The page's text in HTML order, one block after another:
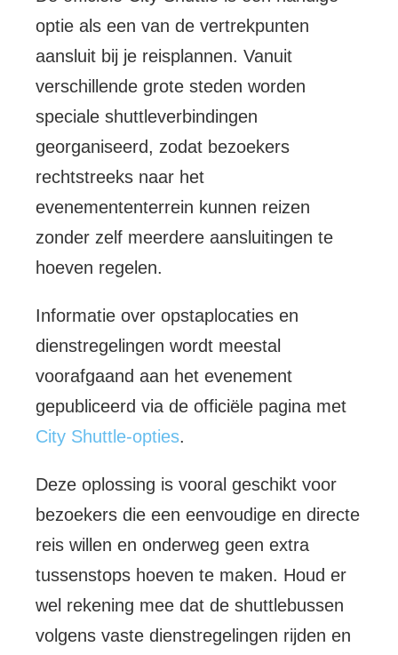
optie als een van de vertrekpunten
aansluit bij je reisplannen. Vanuit
verschillende grote steden worden
speciale shuttleverbindingen
georganiseerd, zodat bezoekers
rechtstreeks naar het
evenemententerrein kunnen reizen
zonder zelf meerdere aansluitingen te
hoeven regelen.
Informatie over opstaplocaties en
dienstregelingen wordt meestal
voorafgaand aan het evenement
gepubliceerd via de officiële pagina met
City Shuttle-opties.
Deze oplossing is vooral geschikt voor
bezoekers die een eenvoudige en directe
reis willen en onderweg geen extra
tussenstops hoeven te maken. Houd er
wel rekening mee dat de shuttlebussen
volgens vaste dienstregelingen rijden en